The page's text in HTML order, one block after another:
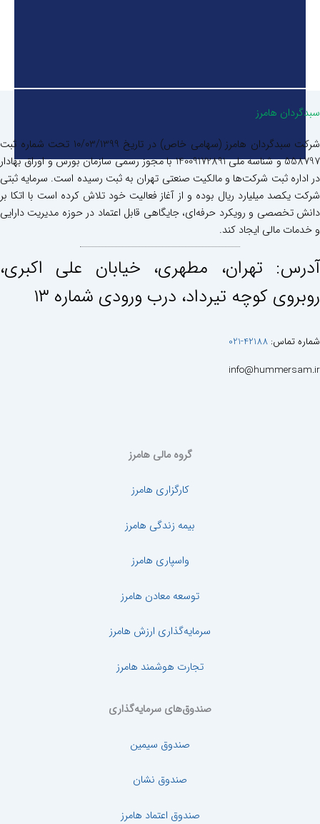
سبدگردان هامرز
شرکت سبدگردان هامرز (سهامی خاص) در تاریخ 10/03/1399 تحت شماره ثبت
558797 و شناسه ملی 14009172891 با مجوز رسمی سازمان بورس و اوراق بهادار
در اداره ثبت شرکت‌ها و مالکیت صنعتی تهران به ثبت رسیده است. سرمایه ثبتی
شرکت یکصد میلیارد ریال بوده و از آغاز فعالیت خود تلاش کرده است با اتکا بر
دانش تخصصی و رویکرد حرفه‌ای، جایگاهی قابل اعتماد در حوزه مدیریت دارایی
و خدمات مالی ایجاد کند.
آدرس: تهران، مطهری، خيابان علی اكبری،
روبروی كوچه تيرداد، درب ورودی شماره ١٣
شماره تماس: 42188-021
info@hummersam.ir
گروه مالی هامرز
کارگزاری هامرز
بیمه زندگی هامرز
واسپاری هامرز
توسعه معادن هامرز
سرمایه‌گذاری ارزش هامرز
تجارت هوشمند هامرز
صندوق‌های سرمایه‌گذاری
صندوق سیمین
صندوق نشان
صندوق اعتماد هامرز